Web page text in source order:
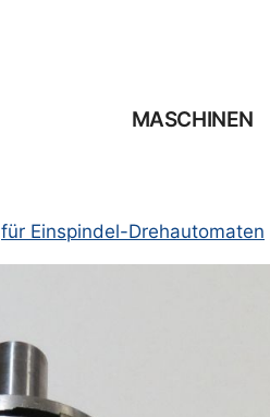
MASCHINEN
für Einspindel-Drehautomaten